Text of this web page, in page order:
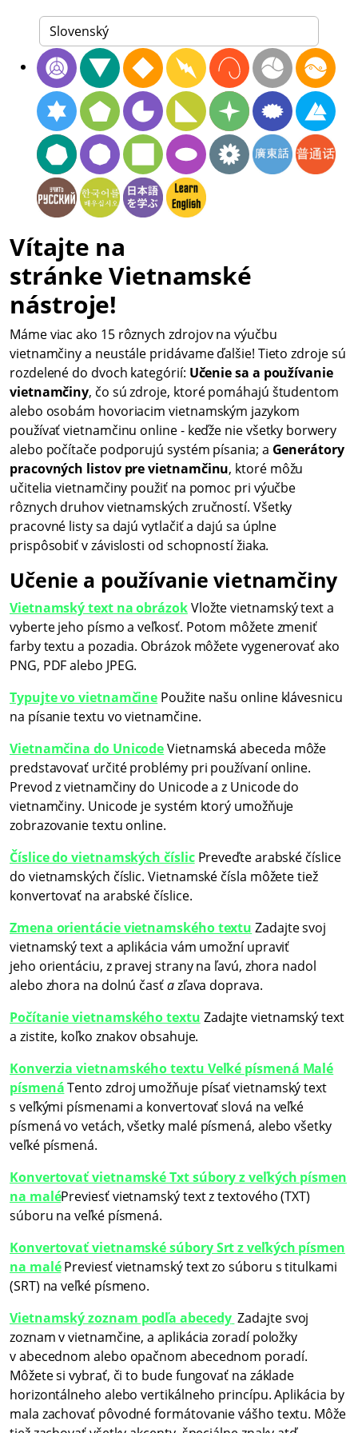
Vítajte na
stránke Vietnamské
nástroje!
Máme viac ako 15 rôznych zdrojov na výučbu
vietnamčiny a neustále pridávame ďalšie! Tieto zdroje sú
rozdelené do dvoch kategórií: Učenie sa a používanie
vietnamčiny, čo sú zdroje, ktoré pomáhajú študentom
alebo osobám hovoriacim vietnamským jazykom
používať vietnamčinu online - keďže nie všetky borwery
alebo počítače podporujú systém písania; a Generátory
pracovných listov pre vietnamčinu, ktoré môžu
učitelia vietnamčiny použiť na pomoc pri výučbe
rôznych druhov vietnamských zručností. Všetky
pracovné listy sa dajú vytlačiť a dajú sa úplne
prispôsobiť v závislosti od schopností žiaka.
Učenie a používanie vietnamčiny
Vietnamský text na obrázokVložte vietnamský text a
vyberte jeho písmo a veľkosť. Potom môžete zmeniť
farby textu a pozadia. Obrázok môžete vygenerovať ako
PNG, PDF alebo JPEG.
Typujte vo vietnamčine Použite našu online klávesnicu
na písanie textu vo vietnamčine.
Vietnamčina do UnicodeVietnamská abeceda môže
predstavovať určité problémy pri používaní online.
Prevod z vietnamčiny do Unicode a z Unicode do
vietnamčiny. Unicode je systém ktorý umožňuje
zobrazovanie textu online.
Číslice do vietnamských číslicPreveďte arabské číslice
do vietnamských číslic. Vietnamské čísla môžete tiež
konvertovať na arabské číslice.
Zmena orientácie vietnamského textu Zadajte svoj
vietnamský text a aplikácia vám umožní upraviť
jeho orientáciu, z pravej strany na ľavú, zhora nadol
alebo zhora na dolnú časťazľava doprava.
Počítanie vietnamského textu Zadajte vietnamský text
a zistite, koľko znakov obsahuje.
Konverzia vietnamského textu Veľké písmená Malé
písmenáTento zdroj umožňuje písať vietnamský text
s veľkými písmenami a konvertovať slová na veľké
písmená vo vetách, všetky malé písmená, alebo všetky
veľké písmená.
Konvertovať vietnamské Txt súbory z veľkých písmen
na maléPreviesť vietnamský text z textového (TXT)
súboru na veľké písmená.
Konvertovať vietnamské súbory Srt z veľkých písmen
na malé Previesť vietnamský text zo súboru s titulkami
(SRT) na veľké písmeno.
Vietnamský zoznam podľa abecedy Zadajte svoj
zoznam v vietnamčine, a aplikácia zoradí položky
v abecednom alebo opačnom abecednom poradí.
Môžete si vybrať, či to bude fungovať na základe
horizontálneho alebo vertikálneho princípu. Aplikácia by
mala zachovať pôvodné formátovanie vášho textu. Môže